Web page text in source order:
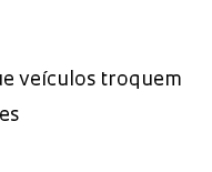
veículos troquem